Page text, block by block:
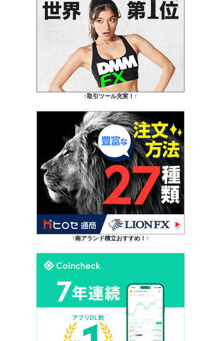
↑取引ツール充実！↑
↑南アランド積立おすすめ！↑